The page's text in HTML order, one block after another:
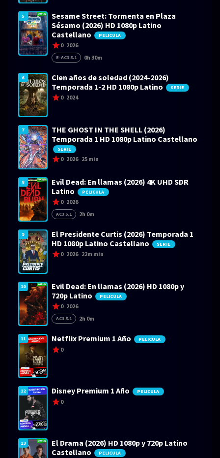
5
Sesame Street: Tormenta en Plaza
Sésamo (2026) HD 1080p Latino
Castellano
PELICULA
0 2026
E-AC3 5.1 0h 30m
6
Cien años de soledad (2024-2026)
Temporada 1-2 HD 1080p Latino
SERIE
0 2024
7
THE GHOST IN THE SHELL (2026)
Temporada 1 HD 1080p Latino Castellano
SERIE
0 2026 25 min
8
Evil Dead: En llamas (2026) 4K UHD SDR
Latino
PELICULA
0 2026
AC3 5.1 2h 0m
9
El Presidente Curtis (2026) Temporada 1
HD 1080p Latino Castellano
SERIE
0 2026 22m min
10
Evil Dead: En llamas (2026) HD 1080p y
720p Latino
PELICULA
0 2026
AC3 5.1 2h 0m
11 Netflix Premium 1 Año PELICULA
0
12 Disney Premium 1 Año PELICULA
0
13
El Drama (2026) HD 1080p y 720p Latino
Castellano
PELICULA